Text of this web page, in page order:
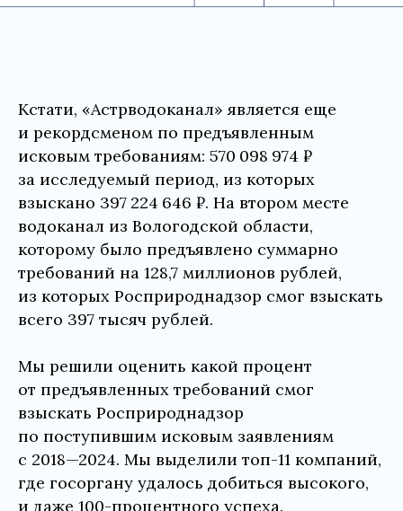
Кстати, «Астрводоканал» является еще
и рекордсменом по предъявленным
исковым требованиям: 570 098 974 ₽
за исследуемый период, из которых
взыскано 397 224 646 ₽. На втором месте
водоканал из Вологодской области,
которому было предъявлено суммарно
требований на 128,7 миллионов рублей,
из которых Росприроднадзор смог взыскать
всего 397 тысяч рублей.
Мы решили оценить какой процент
от предъявленных требований смог
взыскать Росприроднадзор
по поступившим исковым заявлениям
с 2018—2024. Мы выделили топ-11 компаний,
где госоргану удалось добиться высокого,
и даже 100-процентного успеха.